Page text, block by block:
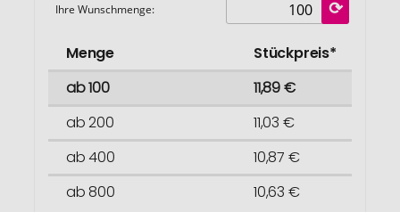
Ihre Wunschmenge:
Menge
Stückpreis*
ab 100
11,89 €
ab 200
11,03 €
ab 400
10,87 €
ab 800
10,63 €